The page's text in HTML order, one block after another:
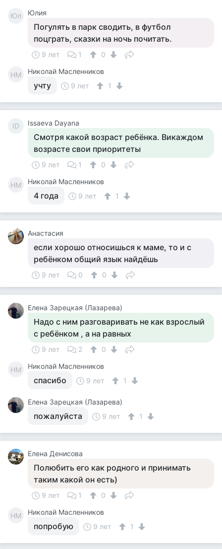
Юл Юлия
Погулять в парк сводить, в футбол
поцграть, сказки на ночь почитать.
9 лет 1 0
НМ Николай Масленников
учту 9 лет 1
ID Issaeva Dayana
Смотря какой возраст ребёнка. Викаждом
возрасте свои приоритеты
9 лет 1 0
НМ Николай Масленников
4 года 9 лет 1
Анастасия
если хорошо относишься к маме, то и с
ребёнком общий язык найдёшь
9 лет 0 0
Елена Зарецкая (Лазарева)
Надо с ним разговаривать не как взрослый
с ребёнком , а на равных
9 лет 2 0
НМ Николай Масленников
спасибо 9 лет 1
Елена Зарецкая (Лазарева)
пожалуйста 9 лет 1
Елена Денисова
Полюбить его как родного и принимать
таким какой он есть)
9 лет 1 0
НМ Николай Масленников
попробую 9 лет 1